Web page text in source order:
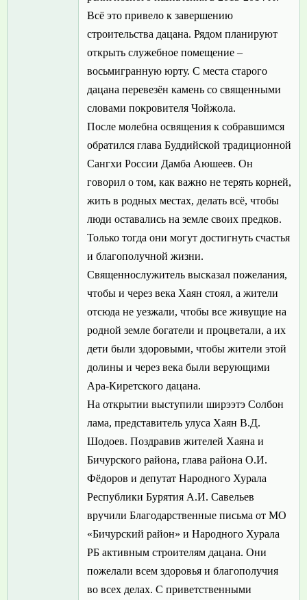
Всё это привело к завершению
строительства дацана. Рядом планируют
открыть служебное помещение –
восьмигранную юрту. С места старого
дацана перевезён камень со священными
словами покровителя Чойжола.
После молебна освящения к собравшимся
обратился глава Буддийской традиционной
Сангхи России Дамба Аюшеев. Он
говорил о том, как важно не терять корней,
жить в родных местах, делать всё, чтобы
люди оставались на земле своих предков.
Только тогда они могут достигнуть счастья
и благополучной жизни.
Священнослужитель высказал пожелания,
чтобы и через века Хаян стоял, а жители
отсюда не уезжали, чтобы все живущие на
родной земле богатели и процветали, а их
дети были здоровыми, чтобы жители этой
долины и через века были верующими
Ара-Киретского дацана.
На открытии выступили ширээтэ Солбон
лама, представитель улуса Хаян В.Д.
Шодоев. Поздравив жителей Хаяна и
Бичурского района, глава района О.И.
Фёдоров и депутат Народного Хурала
Республики Бурятия А.И. Савельев
вручили Благодарственные письма от МО
«Бичурский район» и Народного Хурала
РБ активным строителям дацана. Они
пожелали всем здоровья и благополучия
во всех делах. С приветственными